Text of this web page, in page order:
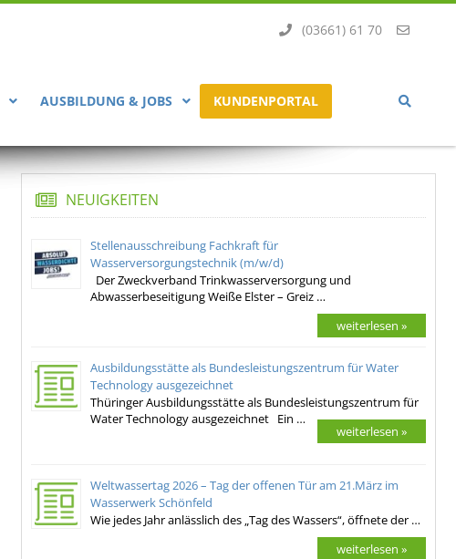
(03661) 61 70
AUSBILDUNG & JOBS KUNDENPORTAL
NEUIGKEITEN
Stellenausschreibung Fachkraft für
Wasserversorgungstechnik (m/w/d)
Der Zweckverband Trinkwasserversorgung und
Abwasserbeseitigung Weiße Elster – Greiz …
weiterlesen »
Ausbildungsstätte als Bundesleistungszentrum für Water
Technology ausgezeichnet
Thüringer Ausbildungsstätte als Bundesleistungszentrum für
Water Technology ausgezeichnet Ein …
weiterlesen »
Weltwassertag 2026 – Tag der offenen Tür am 21.März im
Wasserwerk Schönfeld
Wie jedes Jahr anlässlich des „Tag des Wassers“, öffnete der …
weiterlesen »